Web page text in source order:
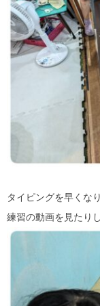
タイピングを早くな
練習の動画を見たり